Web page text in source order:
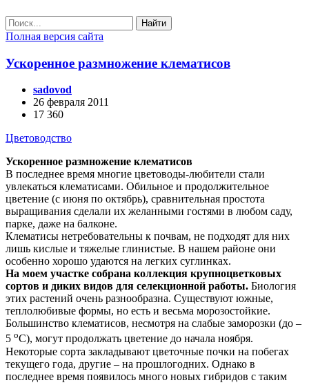
Найти
Полная версия сайта
Ускоренное размножение клематисов
sadovod
26 февраля 2011
17 360
Цветоводство
Ускоренное размножение клематисов
В последнее время многие цветоводы-любители стали
увлекаться клематисами. Обильное и продолжительное
цветение (с июня по октябрь), сравнительная простота
выращивания сделали их желанными гостями в любом саду,
парке, даже на балконе.
Клематисы нетребовательны к почвам, не подходят для них
лишь кислые и тяжелые глинистые. В нашем районе они
особенно хорошо удаются на легких суглинках.
На моем участке собрана коллекция крупноцветковых
сортов и диких видов для селекционной работы. Биология
этих растений очень разнообразна. Существуют южные,
теплолюбивые формы, но есть и весьма морозостойкие.
Большинство клематисов, несмотря на слабые заморозки (до –
5 оС), могут продолжать цветение до начала ноября.
Некоторые сорта закладывают цветочные почки на побегах
текущего года, другие – на прошлогодних. Однако в
последнее время появилось много новых гибридов с таким